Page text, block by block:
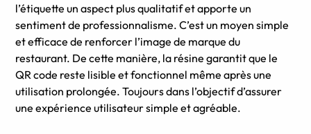
l’étiquette un aspect plus qualitatif et apporte un
sentiment de professionnalisme. C’est un moyen simple
et efficace de renforcer l’image de marque du
restaurant. De cette manière, la résine garantit que le
QR code reste lisible et fonctionnel même après une
utilisation prolongée. Toujours dans l’objectif d’assurer
une expérience utilisateur simple et agréable.